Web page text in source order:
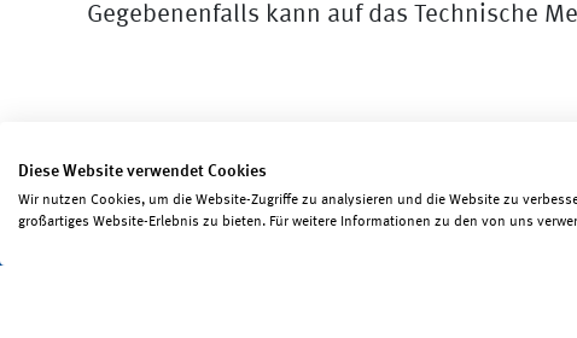
Gegebenenfalls kann auf das Technische
Seite teilen Seite drucken
Diese Website verwendet Cookies
Wir nutzen Cookies, um die Website-Zugriffe zu analysieren und die Website zu
großartiges Website-Erlebnis zu bieten. Für weitere Informationen zu den von uns